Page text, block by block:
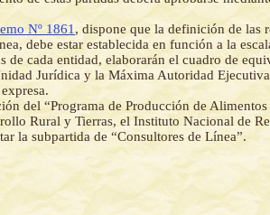
Nº 1861 , dispone que la definición de las
debe estar establecida en función a la
de cada entidad, elaborarán el cuadro de
Jurídica y la Máxima Autoridad
del “Programa de Producción de
Rural y Tierras, el Instituto Nacional de
la subpartida de “Consultores de Línea”.